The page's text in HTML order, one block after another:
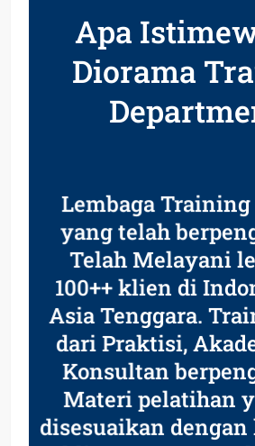
Apa
Diorama
Lembaga
yang telah
Telah Melayani
100++ klien di
Asia Tenggara.
dari Praktisi,
Konsultan
Materi pelatihan
disesuaikan